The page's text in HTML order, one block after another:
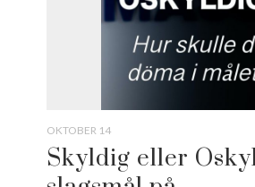
OKTOBER 14
Skyldig eller